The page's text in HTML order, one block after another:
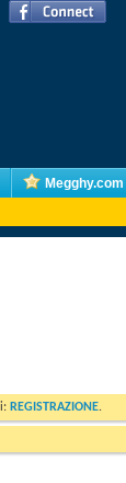
Megghy.com
REGISTRAZIONE.